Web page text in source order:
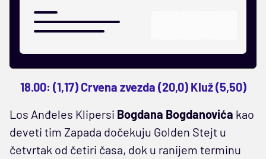
18.00: (1,17) Crvena zvezda (20,0) Kluž (5,50)
Los Anđeles Klipersi Bogdana Bogdanovića kao
deveti tim Zapada dočekuju Golden Stejt u
četvrtak od četiri časa, dok u ranijem terminu